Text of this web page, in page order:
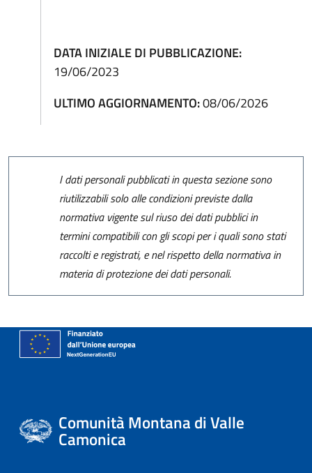
DATA INIZIALE DI PUBBLICAZIONE:
19/06/2023
ULTIMO AGGIORNAMENTO:08/06/2026
I dati personali pubblicati in questa sezione sono
riutilizzabili solo alle condizioni previste dalla
normativa vigente sul riuso dei dati pubblici in
termini compatibili con gli scopi per i quali sono stati
raccolti e registrati, e nel rispetto della normativa in
materia di protezione dei dati personali.
Comunità Montana di Valle
Camonica